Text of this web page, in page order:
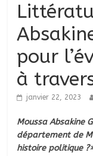
pour
à
janvier 22, 2023
Moussa Absakine
département de
histoire politique